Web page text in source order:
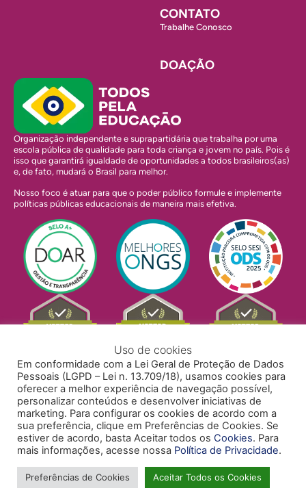
CONTATO
Trabalhe Conosco
DOAÇÃO
Organização independente e suprapartidária que trabalha por uma
escola pública de qualidade para toda criança e jovem no país. Pois é
isso que garantirá igualdade de oportunidades a todos brasileiros(as)
e, de fato, mudará o Brasil para melhor.
Nosso foco é atuar para que o poder público formule e implemente
políticas públicas educacionais de maneira mais efetiva.
POLÍTICA DE PRIVACIDADE
ACESSIBILIDADE
TRABALHE CONOSCO
Uso de cookies
Em conformidade com a Lei Geral de Proteção de Dados
Pessoais (LGPD – Lei n. 13.709/18), usamos cookies para
oferecer a melhor experiência de navegação possível,
personalizar conteúdos e desenvolver iniciativas de
marketing. Para configurar os cookies de acordo com a
sua preferência, clique em Preferências de Cookies. Se
estiver de acordo, basta Aceitar todos os Cookies. Para
mais informações, acesse nossa Política de Privacidade.
Preferências de Cookies Aceitar Todos os Cookies